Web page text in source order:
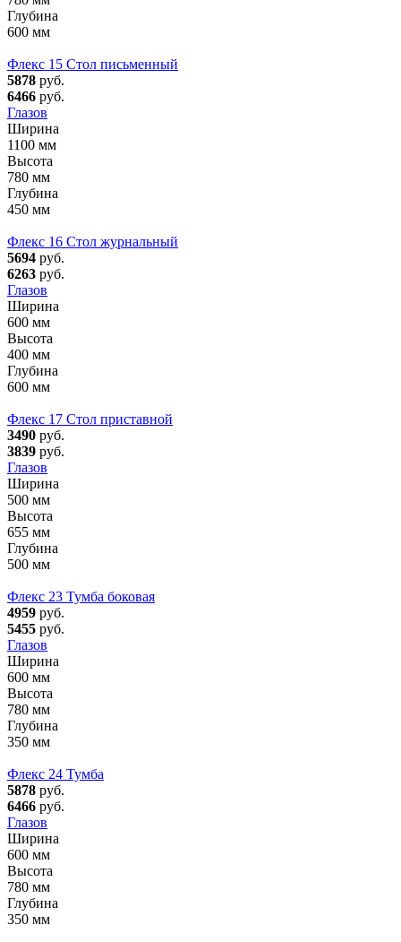
Глубина
600 мм
Флекс 15 Стол письменный
5878 руб.
6466 руб.
Глазов
Ширина
1100 мм
Высота
780 мм
Глубина
450 мм
Флекс 16 Стол журнальный
5694 руб.
6263 руб.
Глазов
Ширина
600 мм
Высота
400 мм
Глубина
600 мм
Флекс 17 Стол приставной
3490 руб.
3839 руб.
Глазов
Ширина
500 мм
Высота
655 мм
Глубина
500 мм
Флекс 23 Тумба боковая
4959 руб.
5455 руб.
Глазов
Ширина
600 мм
Высота
780 мм
Глубина
350 мм
Флекс 24 Тумба
5878 руб.
6466 руб.
Глазов
Ширина
600 мм
Высота
780 мм
Глубина
350 мм